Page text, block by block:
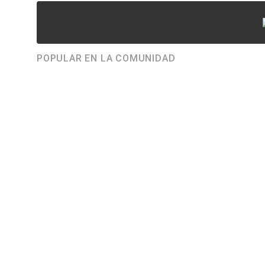
POPULAR EN LA COMUNIDAD